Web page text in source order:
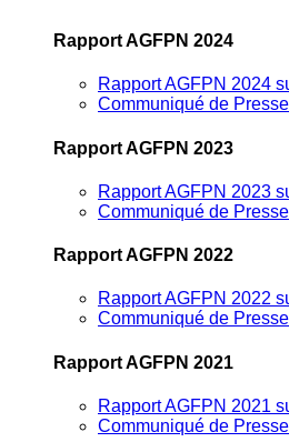
Rapport AGFPN 2024
Rapport AGFPN 2024
Communiqué de
Rapport AGFPN 2023
Rapport AGFPN 2023
Communiqué de
Rapport AGFPN 2022
Rapport AGFPN 2022
Communiqué de
Rapport AGFPN 2021
Rapport AGFPN 2021
Communiqué de